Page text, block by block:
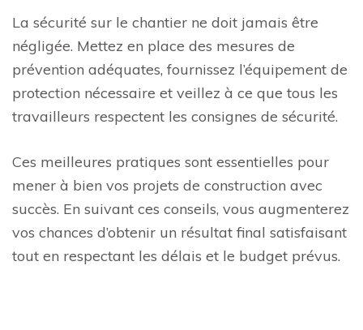
La sécurité sur le chantier ne doit jamais être
négligée. Mettez en place des mesures de
prévention adéquates, fournissez l’équipement de
protection nécessaire et veillez à ce que tous les
travailleurs respectent les consignes de sécurité.
Ces meilleures pratiques sont essentielles pour
mener à bien vos projets de construction avec
succès. En suivant ces conseils, vous augmenterez
vos chances d’obtenir un résultat final satisfaisant
tout en respectant les délais et le budget prévus.